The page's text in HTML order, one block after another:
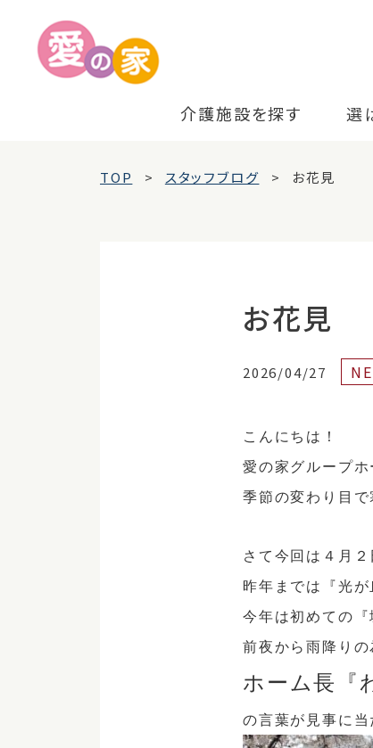
介護施設を探す 選
TOP スタッフブログ お花見
お花見
2026/04/27
こんにちは！
愛の家グループホ
季節の変わり目で
さて今回は４月
昨年までは『光
今年は初めての『
前夜から雨降りの
ホーム長『
の言葉が見事に当